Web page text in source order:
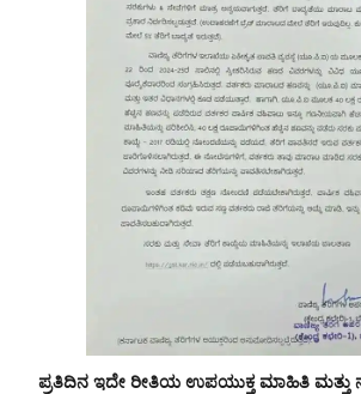
ಪ್ರತಿದಿನ ಇದೇ ರೀತಿಯ ಉಪಯುಕ್ತ ಮಾಹಿತಿ